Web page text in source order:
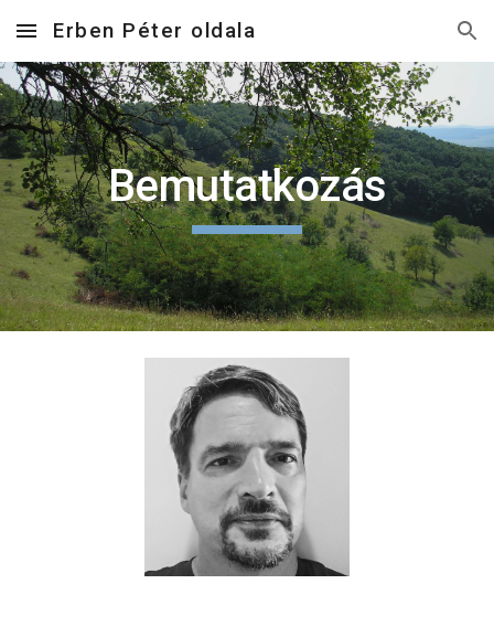
Skip to main content Skip to navigation
Erben Péter oldala
Bemutatkozás